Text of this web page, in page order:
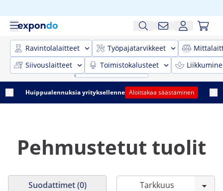
Ravintolalaitteet Työpajatarvikkeet
Siivouslaitteet
Toimistokalusteet
Huippualennuksia yrityksellenne Aloittakaa säästäminen
Pehmustetut tuolit
Suodattimet (0)